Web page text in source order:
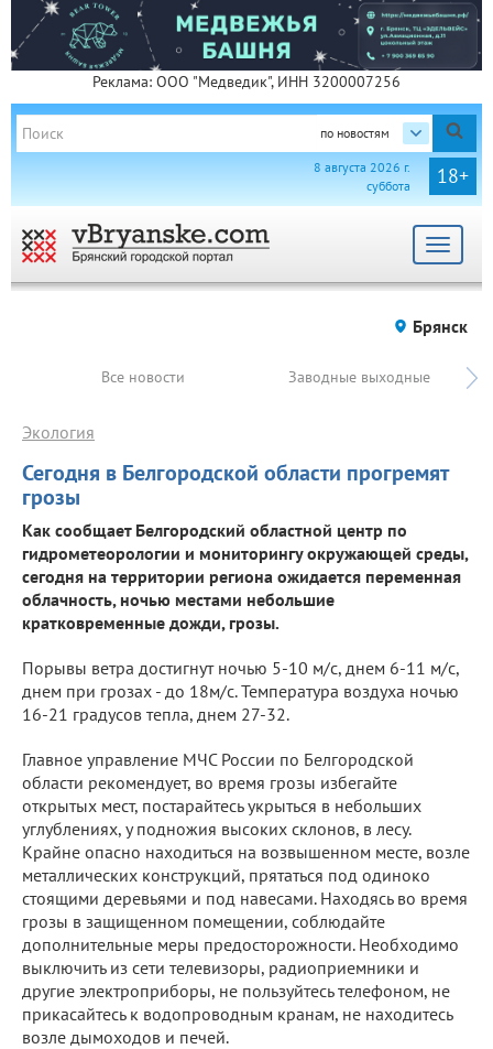
Реклама: ООО "Медведик", ИНН 3200007256
по новостям
18+
8 августа 2026 г.
суббота
Toggle
Брянск
Все новости Заводные выходные
Сегодня в Белгородской области прогремят
грозы
Экология
Как сообщает Белгородский областной центр по
гидрометеорологии и мониторингу окружающей среды,
сегодня на территории региона ожидается переменная
облачность, ночью местами небольшие
кратковременные дожди, грозы.
Порывы ветра достигнут ночью 5-10 м/с, днем 6-11 м/с,
днем при грозах - до 18м/с. Температура воздуха ночью
16-21 градусов тепла, днем 27-32.
Главное управление МЧС России по Белгородской
области рекомендует, во время грозы избегайте
открытых мест, постарайтесь укрыться в небольших
углублениях, у подножия высоких склонов, в лесу.
Крайне опасно находиться на возвышенном месте, возле
металлических конструкций, прятаться под одиноко
стоящими деревьями и под навесами. Находясь во время
грозы в защищенном помещении, соблюдайте
дополнительные меры предосторожности. Необходимо
выключить из сети телевизоры, радиоприемники и
другие электроприборы, не пользуйтесь телефоном, не
прикасайтесь к водопроводным кранам, не находитесь
возле дымоходов и печей.